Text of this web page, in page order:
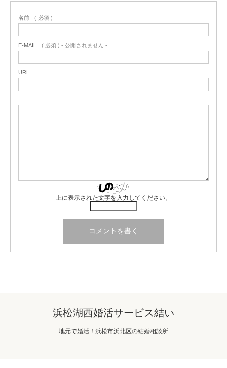
名前 ( 必須 )
E-MAIL ( 必須 ) - 公開されません -
URL
上に表示された文字を入力してください。
浜松湖西婚活サービス結い
地元で婚活！浜松市浜北区の結婚相談所